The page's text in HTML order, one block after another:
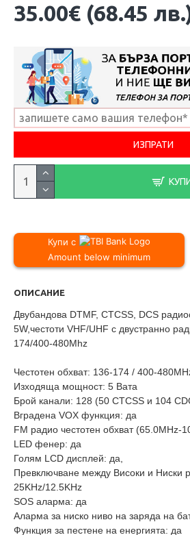
35.00€ (68.45
Купи с
Amount below minimum
ОПИСАНИЕ
Двубандова DTMF, CTCSS, DCS
5W,честоти VHF/UHF с двустранно
174/400-480Mhz
Честотен обхват: 136-174 / 400-
Изходяща мощност: 5 Вата
Брой канали: 128 (50 CTCSS и 104
Вградена VOX функция: да
FM радио честотен обхват (65.0MHz-
LED фенер: да
Голям LCD дисплей: да,
Превключване между Високи и Ниски
25KHz/12.5KHz
SOS аларма: да
Аларма за ниско ниво на заряда на
Функция за пестене на енергията: да